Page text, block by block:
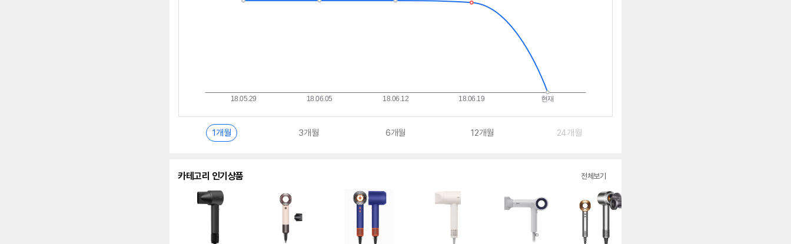
1개월 3개월 6개월 12개월 24개월
카테고리 인기상품 전체보기